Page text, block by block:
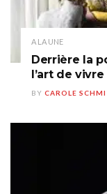
A LA UNE
Derrière la
l’art de
BY CAROLE